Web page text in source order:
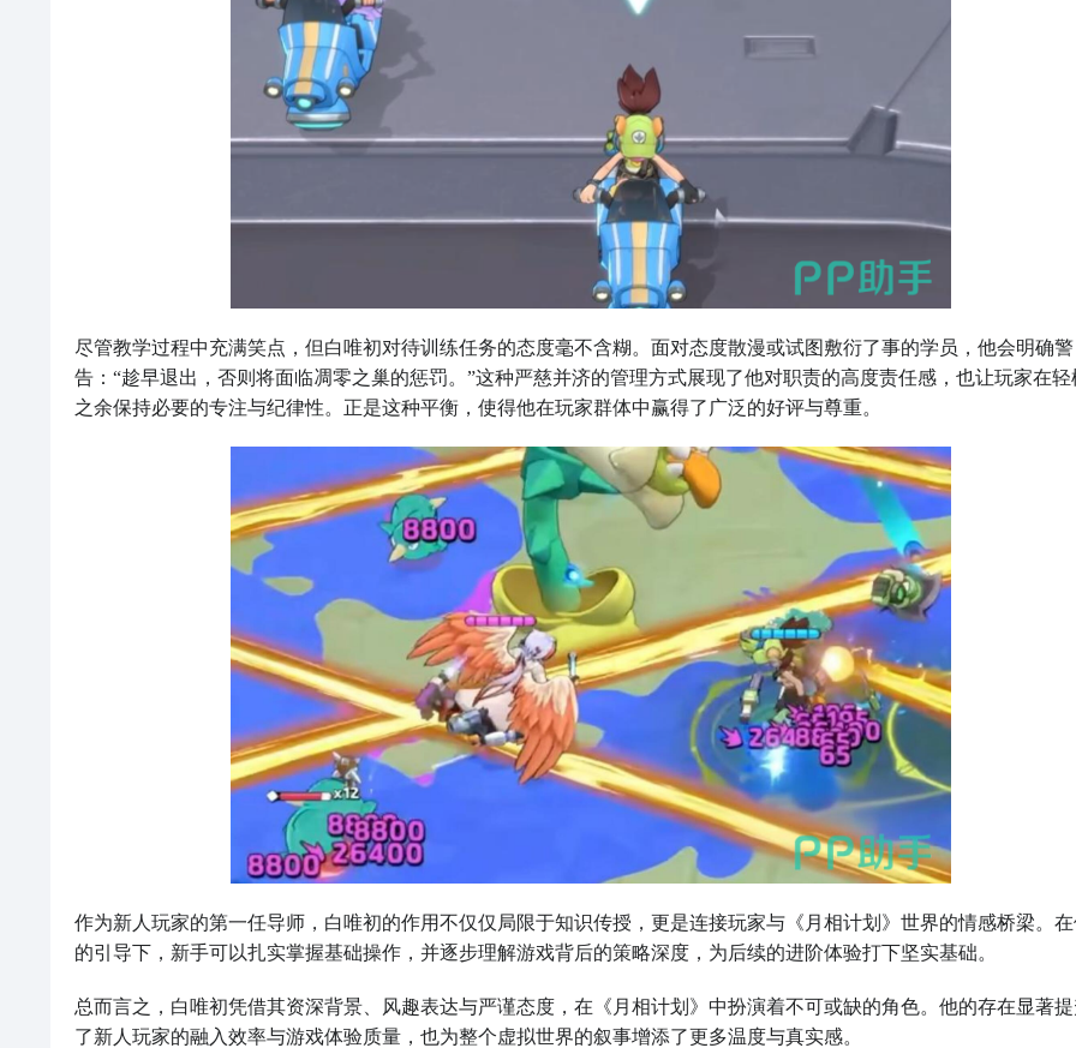
尽管教学过程中充满笑点，但白唯初对待训练任务的态度毫不含糊。面对态度散漫或试图敷衍了事的学员，他会明确警
告：“趁早退出，否则将面临凋零之巢的惩罚。”这种严慈并济的管理方式展现了他对职责的高度责任感，也让玩家在轻
之余保持必要的专注与纪律性。正是这种平衡，使得他在玩家群体中赢得了广泛的好评与尊重。
作为新人玩家的第一任导师，白唯初的作用不仅仅局限于知识传授，更是连接玩家与《月相计划》世界的情感桥梁。
的引导下，新手可以扎实掌握基础操作，并逐步理解游戏背后的策略深度，为后续的进阶体验打下坚实基础。
总而言之，白唯初凭借其资深背景、风趣表达与严谨态度，在《月相计划》中扮演着不可或缺的角色。他的存在显著
了新人玩家的融入效率与游戏体验质量，也为整个虚拟世界的叙事增添了更多温度与真实感。